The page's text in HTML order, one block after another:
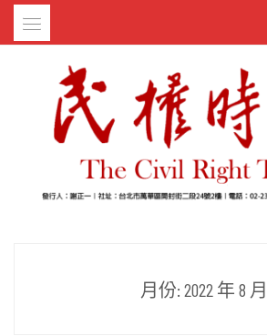
Skip
月份: 2022 年 8 月